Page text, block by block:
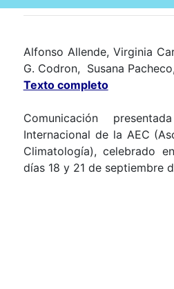
Alfonso Allende, Virginia
G. Codron, Susana
Texto completo
Comunicación
Internacional de la AEC
Climatología), celebrado
días 18 y 21 de septiembre